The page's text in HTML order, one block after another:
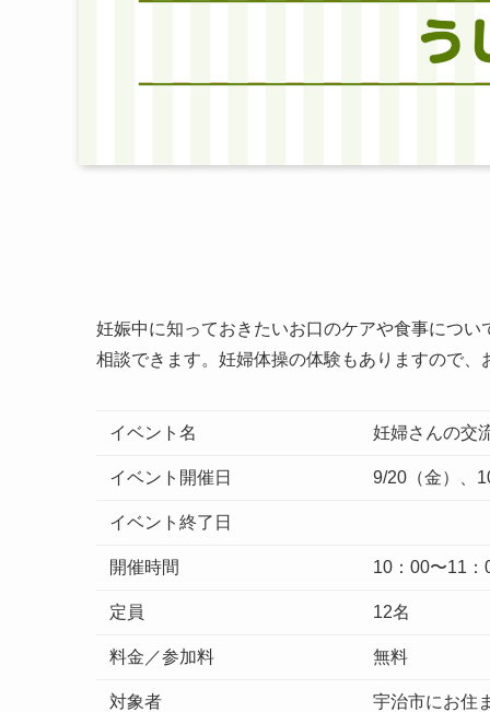
妊娠中に知っておきたいお口のケアや食事につ
相談できます。妊婦体操の体験もありますので、
イベント名 妊婦さんの交
イベント開催日 9/20（金）、
イベント終了日
開催時間 10：00〜11：
定員 12名
料金／参加料 無料
対象者 宇治市にお住